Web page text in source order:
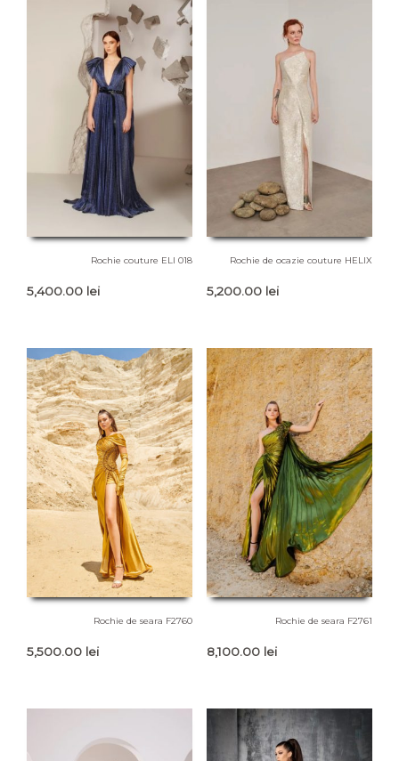
Rochie couture ELI 018
5,400.00 lei
Rochie de ocazie couture HELIX
5,200.00 lei
Rochie de seara F2760
5,500.00 lei
Rochie de seara F2761
8,100.00 lei